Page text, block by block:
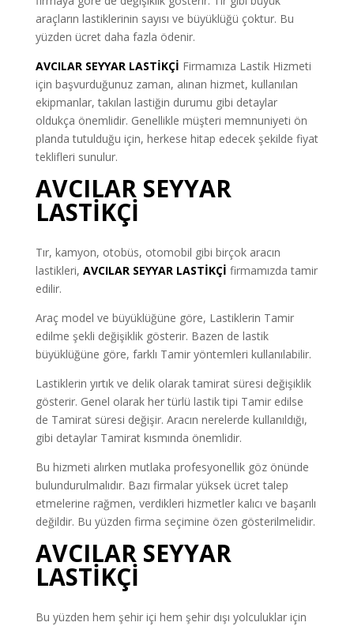
araçların lastiklerinin sayısı ve büyüklüğü çoktur. Bu
yüzden ücret daha fazla ödenir.
AVCILAR SEYYAR LASTİKÇİ Firmamıza Lastik Hizmeti
için başvurduğunuz zaman, alınan hizmet, kullanılan
ekipmanlar, takılan lastiğin durumu gibi detaylar
oldukça önemlidir. Genellikle müşteri memnuniyeti ön
planda tutulduğu için, herkese hitap edecek şekilde fiyat
teklifleri sunulur.
AVCILAR SEYYAR
LASTİKÇİ
Tır, kamyon, otobüs, otomobil gibi birçok aracın
lastikleri, AVCILAR SEYYAR LASTİKÇİ firmamızda tamir
edilir.
Araç model ve büyüklüğüne göre, Lastiklerin Tamir
edilme şekli değişiklik gösterir. Bazen de lastik
büyüklüğüne göre, farklı Tamir yöntemleri kullanılabilir.
Lastiklerin yırtık ve delik olarak tamirat süresi değişiklik
gösterir. Genel olarak her türlü lastik tipi Tamir edilse
de Tamirat süresi değişir. Aracın nerelerde kullanıldığı,
gibi detaylar Tamirat kısmında önemlidir.
Bu hizmeti alırken mutlaka profesyonellik göz önünde
bulundurulmalıdır. Bazı firmalar yüksek ücret talep
etmelerine rağmen, verdikleri hizmetler kalıcı ve başarılı
değildir. Bu yüzden firma seçimine özen gösterilmelidir.
AVCILAR SEYYAR
LASTİKÇİ
Bu yüzden hem şehir içi hem şehir dışı yolculuklar için